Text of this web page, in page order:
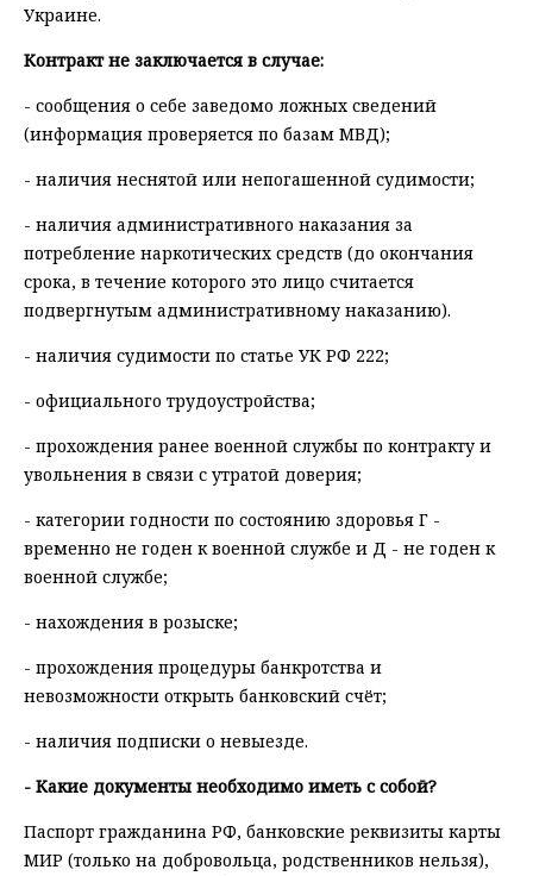
Украине.
Контракт не заключается в случае:
- сообщения о себе заведомо ложных сведений
(информация проверяется по базам МВД);
- наличия неснятой или непогашенной судимости;
- наличия административного наказания за
потребление наркотических средств (до окончания
срока, в течение которого это лицо считается
подвергнутым административному наказанию).
- наличия судимости по статье УК РФ 222;
- официального трудоустройства;
- прохождения ранее военной службы по контракту и
увольнения в связи с утратой доверия;
- категории годности по состоянию здоровья Г -
временно не годен к военной службе и Д - не годен к
военной службе;
- нахождения в розыске;
- прохождения процедуры банкротства и
невозможности открыть банковский счёт;
- наличия подписки о невыезде.
- Какие документы необходимо иметь с собой?
Паспорт гражданина РФ, банковские реквизиты карты
МИР (только на добровольца, родственников нельзя),